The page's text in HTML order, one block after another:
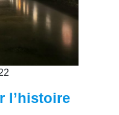
l’histoire